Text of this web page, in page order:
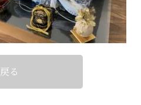
戻る